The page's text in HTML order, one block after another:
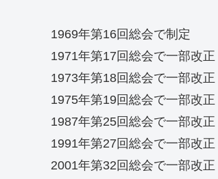
1969年第16回総会で制定
1971年第17回総会で一部改正
1973年第18回総会で一部改正
1975年第19回総会で一部改正
1987年第25回総会で一部改正
1991年第27回総会で一部改正
2001年第32回総会で一部改正